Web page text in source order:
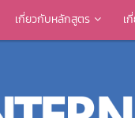
เกี่ยวกับหลักสูตร เ